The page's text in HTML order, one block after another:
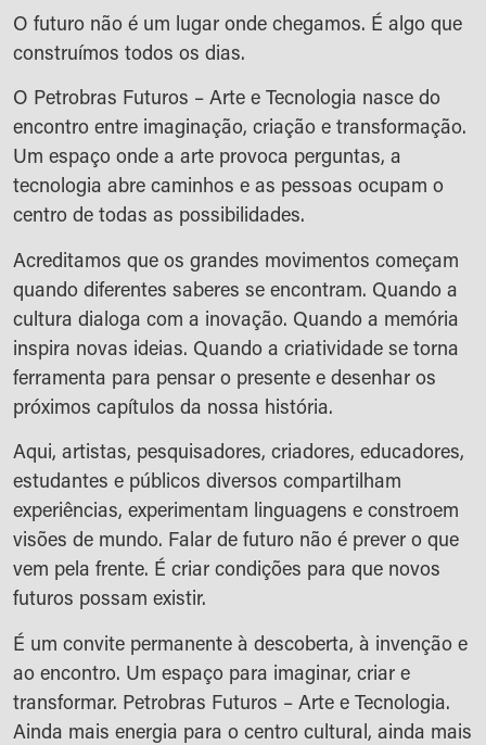
O futuro não é um lugar onde chegamos. É algo que
construímos todos os dias.
O Petrobras Futuros – Arte e Tecnologia nasce do
encontro entre imaginação, criação e transformação.
Um espaço onde a arte provoca perguntas, a
tecnologia abre caminhos e as pessoas ocupam o
centro de todas as possibilidades.
Acreditamos que os grandes movimentos começam
quando diferentes saberes se encontram. Quando a
cultura dialoga com a inovação. Quando a memória
inspira novas ideias. Quando a criatividade se torna
ferramenta para pensar o presente e desenhar os
próximos capítulos da nossa história.
Aqui, artistas, pesquisadores, criadores, educadores,
estudantes e públicos diversos compartilham
experiências, experimentam linguagens e constroem
visões de mundo. Falar de futuro não é prever o que
vem pela frente. É criar condições para que novos
futuros possam existir.
É um convite permanente à descoberta, à invenção e
ao encontro. Um espaço para imaginar, criar e
transformar. Petrobras Futuros – Arte e Tecnologia.
Ainda mais energia para o centro cultural, ainda mais